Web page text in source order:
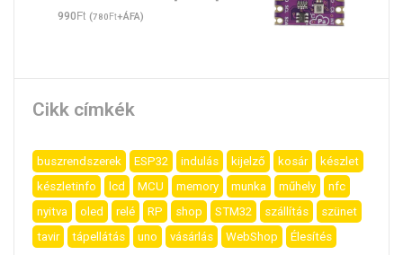
990Ft (780Ft+ÁFA)
Cikk címkék
buszrendszerek ESP32 indulás kijelző kosár
készlet
készletinfo
lcd MCU memory munka műhely
nfc
nyitva
oled relé RP shop STM32 szállítás
szünet
tavir
tápellátás uno vásárlás WebShop Élesítés